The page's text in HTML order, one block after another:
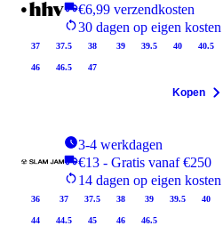
€6,99 verzendkosten
30 dagen op eigen kosten
37 37.5 38 39 39.5 40 40.5
46 46.5 47
Kopen
3-4 werkdagen
€13 - Gratis vanaf €250
14 dagen op eigen kosten
36 37 37.5 38 39 39.5 40
44 44.5 45 46 46.5